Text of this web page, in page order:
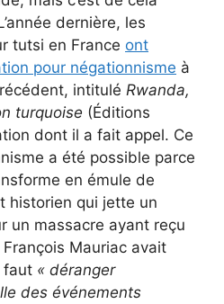
dernière, les
tutsi en France ont
pour négationnisme à
intitulé Rwanda,
turquoise (Éditions
dont il a fait appel. Ce
a été possible parce
en émule de
historien qui jette un
un massacre ayant reçu
Mauriac avait
faut « déranger
des événements